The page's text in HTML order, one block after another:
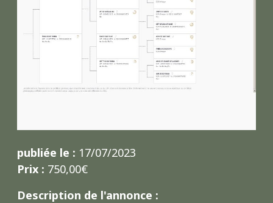
publiée le : 17/07/2023
Prix : 750,00€
Description de l'annonce :